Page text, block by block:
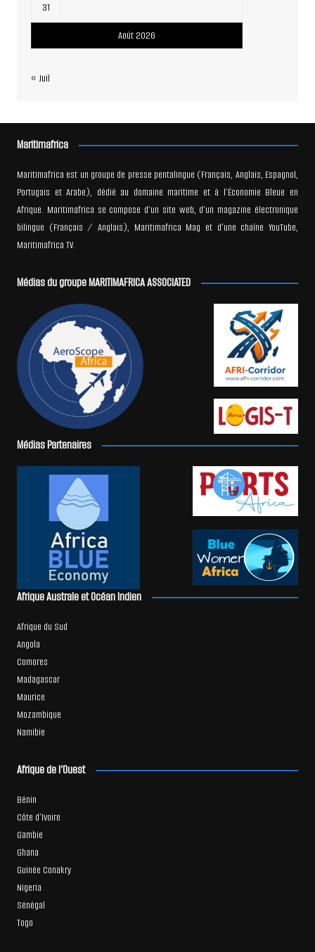
Août 2026
31
« Juil
Maritimafrica
Maritimafrica est un groupe de presse pentalingue (Français, Anglais, Espagnol,
Portugais et Arabe), dédié au domaine maritime et à l’Économie Bleue en
Afrique. Maritimafrica se compose d’un site web, d’un magazine électronique
bilingue (Français / Anglais), Maritimafrica Mag et d’une chaîne YouTube,
Maritimafrica TV.
Médias du groupe MARITIMAFRICA ASSOCIATED
Médias Partenaires
Afrique Australe et Océan Indien
Afrique du Sud
Angola
Comores
Madagascar
Maurice
Mozambique
Namibie
Afrique de l’Ouest
Bénin
Côte d’Ivoire
Gambie
Ghana
Guinée Conakry
Nigeria
Sénégal
Togo